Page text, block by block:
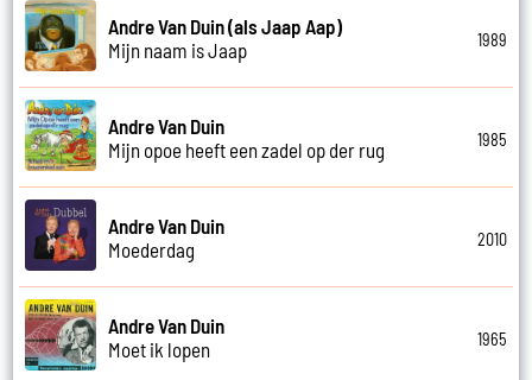
Andre Van Duin (als Jaap Aap)
Mijn naam is Jaap
1989
Andre Van Duin
Mijn opoe heeft een zadel op der rug
1985
Andre Van Duin
Moederdag
2010
Andre Van Duin
Moet ik lopen
1965